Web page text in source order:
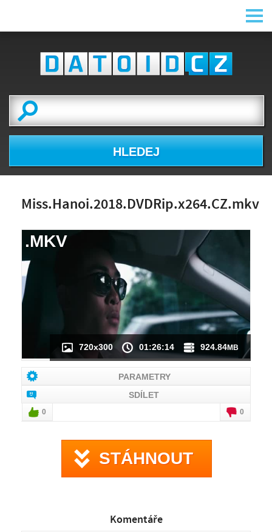
HLEDEJ
Miss.Hanoi.2018.DVDRip.x264.CZ.mkv
NÁHLED VIDEA
NENÍ K DISPOZICI
720x300 01:26:14 924.84MB
.MKV
PARAMETRY
SDÍLET
0 0
STÁHNOUT
Komentáře